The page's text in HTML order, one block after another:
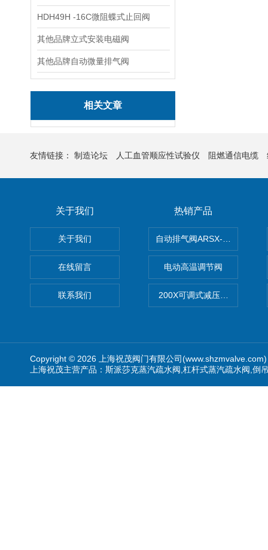
HDH49H -16C微阻蝶式止回阀
其他品牌立式安装电磁阀
其他品牌自动微量排气阀
相关文章
友情链接： 制造论坛 人工血管顺应性试验仪 阻燃通信电缆
关于我们
关于我们
在线留言
联系我们
热销产品
自动排气阀ARSX-0015/
电动高温调节阀
200X可调式减压阀（减压稳
Copyright © 2026 上海祝茂阀门有限公司
上海祝茂主营产品：斯派莎克蒸汽疏水阀,杠杆式蒸汽疏水阀,倒